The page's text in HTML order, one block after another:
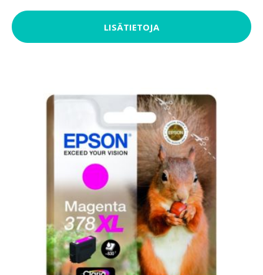
LISÄTIETOJA